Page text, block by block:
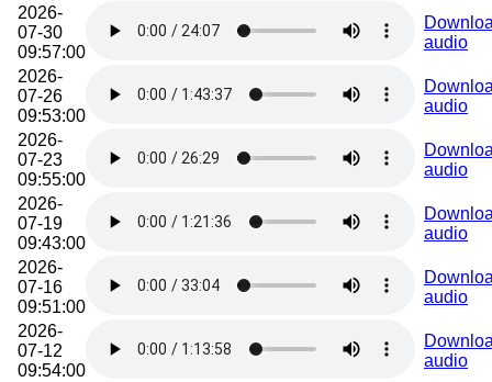
2026-
07-30
09:57:00
audio
2026-
07-26
09:53:00
audio
2026-
07-23
09:55:00
audio
2026-
07-19
09:43:00
audio
2026-
07-16
09:51:00
audio
2026-
07-12
09:54:00
audio